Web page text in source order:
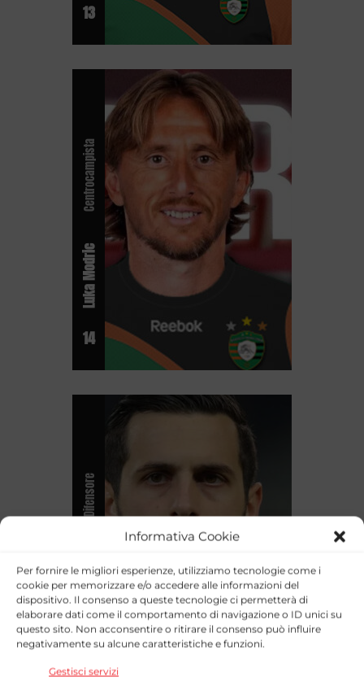
Informativa Cookie
Per fornire le migliori esperienze, utilizziamo tecnologie come i
cookie per memorizzare e/o accedere alle informazioni del
dispositivo. Il consenso a queste tecnologie ci permetterà di
elaborare dati come il comportamento di navigazione o ID unici su
questo sito. Non acconsentire o ritirare il consenso può influire
negativamente su alcune caratteristiche e funzioni.
Gestisci servizi
13
14
Luka Modric
Centrocampista
15
Emanuele Valeri
Difensore